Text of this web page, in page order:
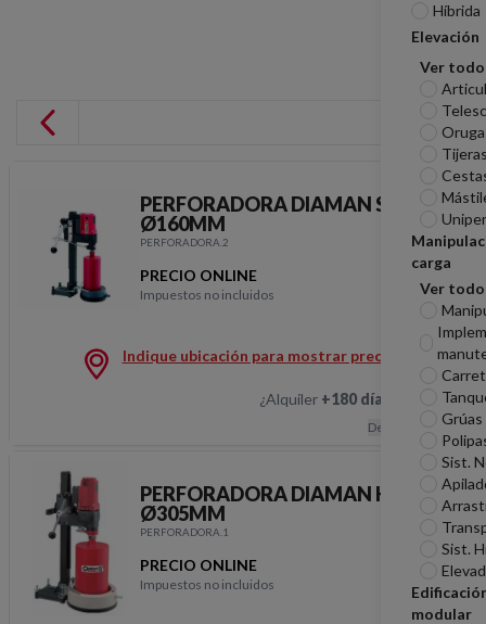
Híbrida
Elevación
Ver todo
carga
Ver todo
Grúas
Sist.
Sist.
modular
PERFORADORA DIAMAN SEC0
Ø160MM
PERFORADORA.2
PRECIO ONLINE
Impuestos no incluidos
PERFORADORA
Indique ubicación para mostrar precios
¿Alquiler +180 días Hablemos
Descripción
PERFORADORA DIAMAN HUME
Ø305MM
PERFORADORA.1
PRECIO ONLINE
Impuestos no incluidos
PERFORADORA